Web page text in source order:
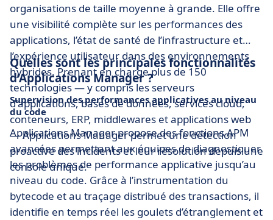
organisations de taille moyenne à grande. Elle offre
une visibilité complète sur les performances des
applications, l’état de santé de l’infrastructure et
l’expérience utilisateur dans des environnements
hybrides. Prenant en charge plus de 150
technologies — y compris les serveurs
d'applications, bases de données, services cloud,
conteneurs, ERP, middlewares et applications web
— Applications Manager permet une détection
proactive des incidents et leur résolution depuis une
console unique.
Quelles sont les principales fonctionnalités
d’Applications Manager ?
Supervision des performances applicatives au niveau
du code
Applications Manager propose des fonctions APM
avancées permettant aux équipes de diagnostiquer
les problèmes de performance applicative jusqu’au
niveau du code. Grâce à l’instrumentation du
bytecode et au traçage distribué des transactions, il
identifie en temps réel les goulets d’étranglement et